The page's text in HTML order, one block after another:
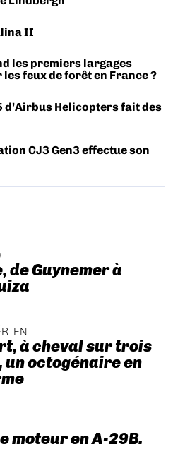
II
les premiers largages
feux de forêt en France ?
d’Airbus Helicopters fait des
CJ3 Gen3 effectue son
de Guynemer à
à cheval sur trois
octogénaire en
moteur en A-29B.